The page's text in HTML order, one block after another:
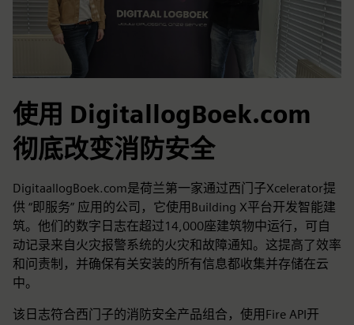
使用 DigitallogBoek.com
彻底改变消防安全
DigitaallogBoek.com是荷兰第一家通过西门子Xcelerator提
供 “即服务” 应用的公司，它使用Building X平台开发智能建
筑。他们的数字日志在超过14,000座建筑物中运行，可自
动记录来自火灾报警系统的火灾和故障通知。这提高了效率
和问责制，并确保有关安装的所有信息都收集并存储在云
中。
该日志符合西门子的消防安全产品组合，使用Fire API开